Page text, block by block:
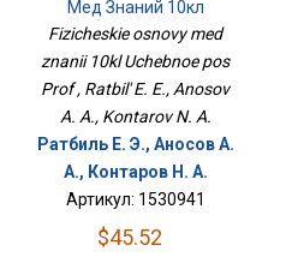
Мед Знаний 10кл
Учебное Пос Проф
Fizicheskie osnovy med
znanii 10kl Uchebnoe pos
Prof , Ratbil' E. E., Anosov
A. A., Kontarov N. A.
Ратбиль Е. Э., Аносов А.
А., Контаров Н. А.
Артикул: 1530941
$45.52